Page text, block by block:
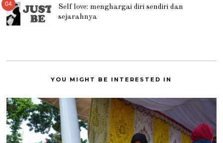
04
Self love: menghargai diri sendiri dan
sejarahnya
YOU MIGHT BE INTERESTED IN